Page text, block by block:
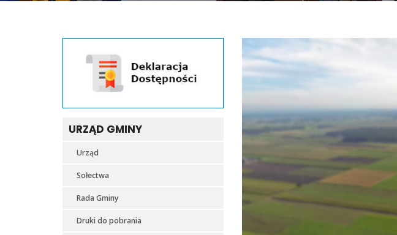
URZĄD GMINY
Urząd
Sołectwa
Rada Gminy
Druki do pobrania